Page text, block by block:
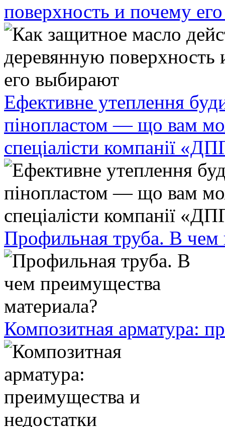
поверхность и почему
Ефективне утеплення
пінопластом — що вам
спеціалісти компанії
Профильная труба. В чем
Композитная арматура: